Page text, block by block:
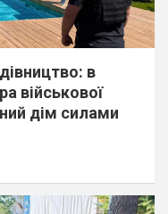
в
військової
дім силами